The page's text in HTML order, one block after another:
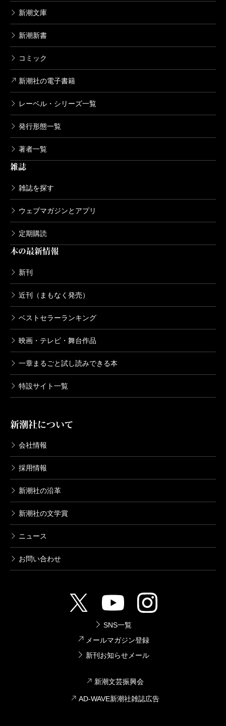
新潮文庫
新潮新書
コミック
新潮社の電子書籍
レーベル・シリーズ一覧
発行形態一覧
著者一覧
雑誌
雑誌を探す
ウェブマガジンとアプリ
定期購読
本の最新情報
新刊
近刊（まもなく発売）
ベストセラーランキング
映画・テレビ・舞台作品
一章まるごと試し読みできる本
特設サイト一覧
新潮社について
会社情報
採用情報
新潮社の沿革
新潮社の文学賞
ニュース
お問い合わせ
SNS一覧
メールマガジン登録
新刊お知らせメール
新潮文芸振興会
AD-WAVE新潮社雑誌広告